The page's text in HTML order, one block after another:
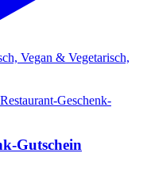
Vegan & Vegetarisch,
Gutschein